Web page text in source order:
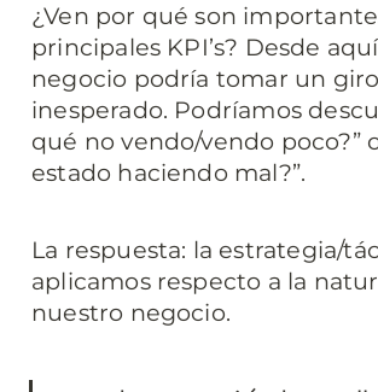
¿Ven por qué son
principales KPI’s? Desde
negocio podría tomar un giro
inesperado. Podríamos
qué no vendo/vendo poco?”
estado haciendo mal?”.
La respuesta: la estrategia/
aplicamos respecto a la
nuestro negocio.